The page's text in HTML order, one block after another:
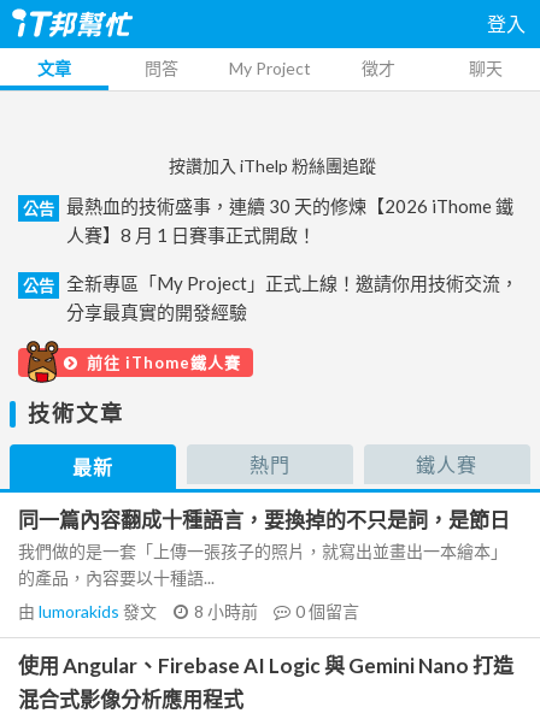
登入
文章 問答 My Project 徵才 聊天
按讚加入 iThelp 粉絲團追蹤
公告
最熱血的技術盛事，連續 30 天的修煉【2026 iThome 鐵
人賽】8 月 1 日賽事正式開啟！
公告
全新專區「My Project」正式上線！邀請你用技術交流，
分享最真實的開發經驗
前往 iThome鐵人賽
技術文章
最新 熱門 鐵人賽
同一篇內容翻成十種語言，要換掉的不只是詞，是節日
我們做的是一套「上傳一張孩子的照片，就寫出並畫出一本繪本」
的產品，內容要以十種語...
由 lumorakids 發文 8 小時前 0個留言
使用 Angular、Firebase AI Logic 與 Gemini Nano 打造
混合式影像分析應用程式